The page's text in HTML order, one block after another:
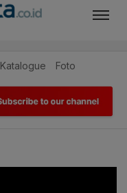
Katalogue Foto